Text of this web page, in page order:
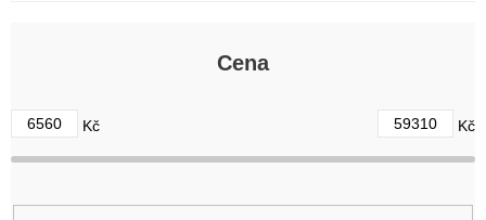
d
u
k
ů
Cena
6560 Kč 59310 Kč